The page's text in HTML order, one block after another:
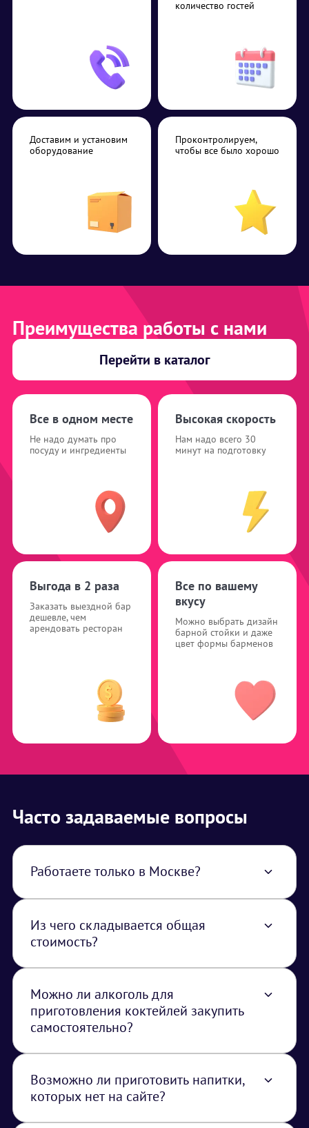
количество гостей
Доставим и установим
оборудование
Проконтролируем,
чтобы все было хорошо
Преимущества работы с нами
Перейти в каталог
Все в одном месте
Не надо думать про
посуду и ингредиенты
Высокая скорость
Нам надо всего 30
минут на подготовку
Выгода в 2 раза
Заказать выездной бар
дешевле, чем
арендовать ресторан
Все по вашему
вкусу
Можно выбрать дизайн
барной стойки и даже
цвет формы барменов
Часто задаваемые вопросы
Работаете только в Москве?
стоимость услуги закладывается логистика
из Москвы
Из чего складывается общая
стоимость?
персонал + монтаж + логистика + доп.услуги
(например: брендинг, заезд накануне,
трансфер персона и др.)
Можно ли алкоголь для
приготовления коктейлей закупить
самостоятельно?
Возможно ли приготовить напитки,
которых нет на сайте?